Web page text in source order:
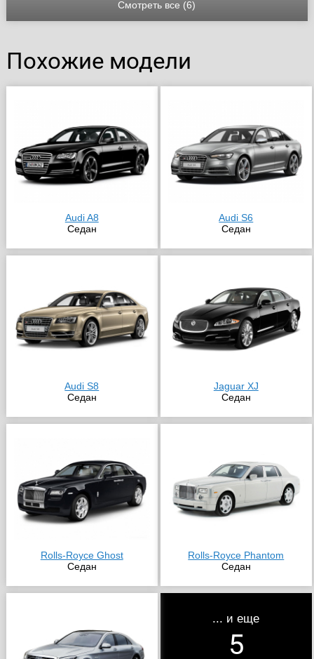
Смотреть все (6)
Похожие модели
Audi A8
Седан
Audi S6
Седан
Audi S8
Седан
Jaguar XJ
Седан
Rolls-Royce Ghost
Седан
Rolls-Royce Phantom
Седан
... и еще
5